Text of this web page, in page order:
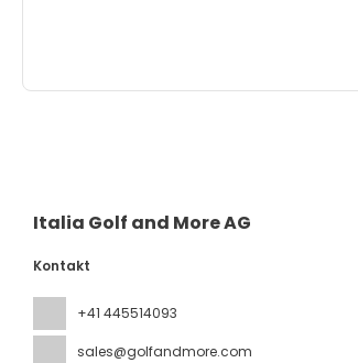
Italia Golf and More AG
Kontakt
+41 445514093
sales@golfandmore.com